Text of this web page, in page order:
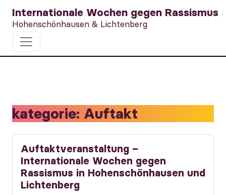
Internationale Wochen gegen Rassismus
Hohenschönhausen & Lichtenberg
kategorie: Auftakt
Auftaktveranstaltung –
Internationale Wochen gegen
Rassismus in Hohenschönhausen und
Lichtenberg